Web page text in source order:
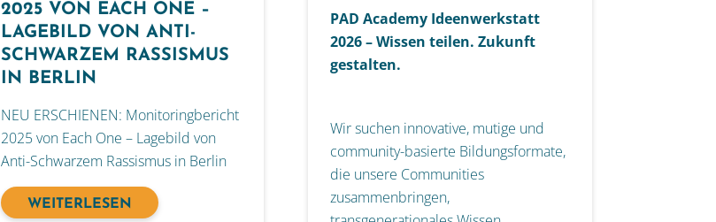
2025 VON EACH ONE –
LAGEBILD VON ANTI-
SCHWARZEM RASSISMUS
IN BERLIN
NEU ERSCHIENEN: Monitoringbericht
2025 von Each One – Lagebild von
Anti-Schwarzem Rassismus in Berlin
WEITERLESEN
PAD Academy Ideenwerkstatt
2026 – Wissen teilen. Zukunft
gestalten.
Wir suchen innovative, mutige und
community-basierte Bildungsformate,
die unsere Communities
zusammenbringen,